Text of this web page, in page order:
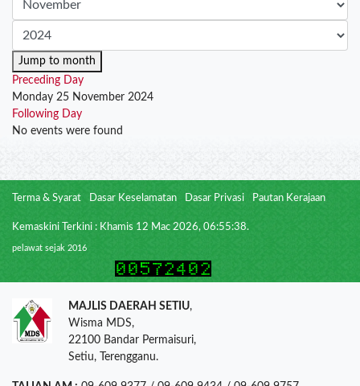
Jump to month
Preceding Day
Monday 25 November 2024
Following Day
No events were found
Terma & Syarat Dasar Keselamatan Dasar Privasi Pautan Kerajaan
Kemaskini Terkini : Khamis 12 Mac 2026, 06:55:38.
pelawat sejak 2016
MAJLIS DAERAH SETIU,
Wisma MDS,
22100 Bandar Permaisuri,
Setiu, Terengganu.